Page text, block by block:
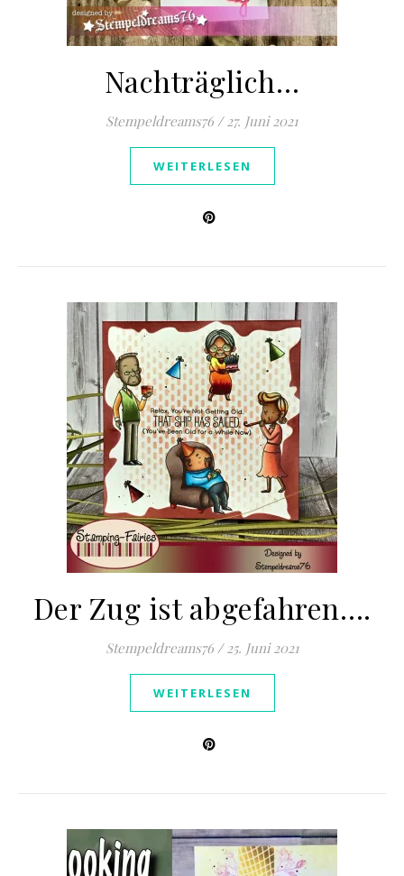
Nachträglich…
Stempeldreams76 / 27. Juni 2021
WEITERLESEN
Der Zug ist abgefahren….
Stempeldreams76 / 25. Juni 2021
WEITERLESEN